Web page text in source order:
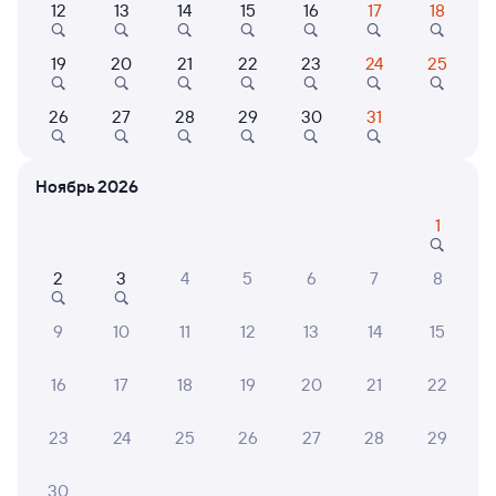
Выберите дату
Найдём билет на поезд за вас
Даже если сейчас нет мест
Отзывы пассажиров Туту о поездах
Мы отображаем актуальные отзывы и не удаляем
отрицательные мнения
2 ИРИНА Р.
Поезд сломался,приехали с задержкой в три часа,
поездку.В общем мы недовольны,если можно бы
12 13 14 15 16 17 18
19 20 21 22 23 24 25
26 27 28 29 30 31
Ноябрь 2026
1
2 3 4 5 6 7 8
9 10 11 12 13 14 15
16 17 18 19 20 21 22
23 24 25 26 27 28 29
30